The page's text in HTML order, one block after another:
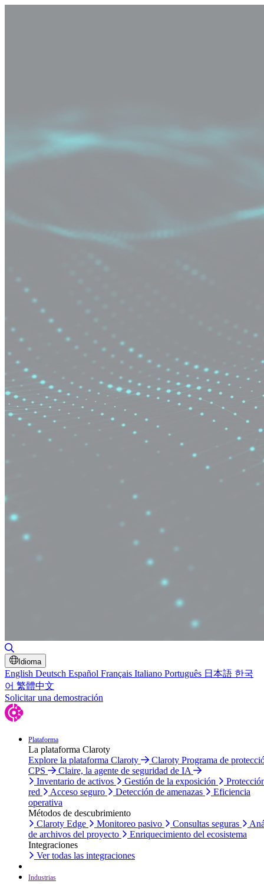
Idioma
English Deutsch Español Français Italiano Português 日本語 한국
어 繁體中文
Solicitar una demostración
Plataforma
La plataforma Claroty
Explore la plataforma Claroty
Claroty Programa de
CPS
Claire, la agente de seguridad de IA
Inventario de activos
Gestión de la exposición
red
Acceso seguro Detección de amenazas
Eficiencia
operativa
Métodos de descubrimiento
Claroty Edge
Monitoreo pasivo Consultas seguras
de archivos del proyecto
Enriquecimiento del ecosistema
Integraciones
Ver todas las integraciones
Industrias